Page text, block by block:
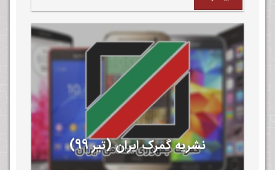
تسهیلات گوناگونی را ارائه میکند.
نشریه گمرک ایران (تیر 99)